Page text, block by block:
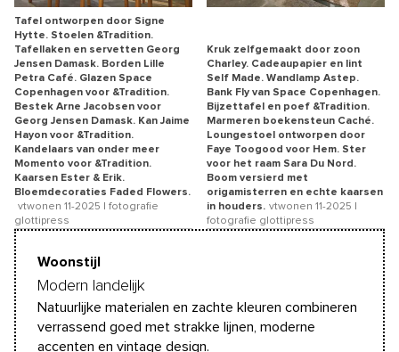
Tafel ontworpen door Signe
Hytte. Stoelen &Tradition.
Tafellaken en servetten Georg
Jensen Damask. Borden Lille
Petra Café. Glazen Space
Copenhagen voor &Tradition.
Bestek Arne Jacobsen voor
Georg Jensen Damask. Kan Jaime
Hayon voor &Tradition.
Kandelaars van onder meer
Momento voor &Tradition.
Kaarsen Ester & Erik.
Bloemdecoraties Faded Flowers.
vtwonen 11-2025 | fotografie
glottipress
Kruk zelfgemaakt door zoon
Charley. Cadeaupapier en lint
Self Made. Wandlamp Astep.
Bank Fly van Space Copenhagen.
Bijzettafel en poef &Tradition.
Marmeren boekensteun Caché.
Loungestoel ontworpen door
Faye Toogood voor Hem. Ster
voor het raam Sara Du Nord.
Boom versierd met
origamisterren en echte kaarsen
in houders. vtwonen 11-2025 |
fotografie glottipress
Woonstijl
Modern landelijk
Natuurlijke materialen en zachte kleuren combineren
verrassend goed met strakke lijnen, moderne
accenten en vintage design.